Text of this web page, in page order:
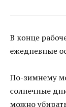
В конце
ежедневные
По-зимнему
солнечные
можно